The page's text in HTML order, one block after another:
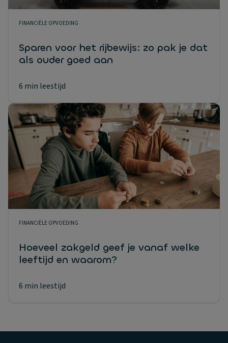
FINANCIËLE OPVOEDING
Sparen voor het rijbewijs: zo pak je dat
als ouder goed aan
6 min leestijd
FINANCIËLE OPVOEDING
Hoeveel zakgeld geef je vanaf welke
leeftijd en waarom?
6 min leestijd